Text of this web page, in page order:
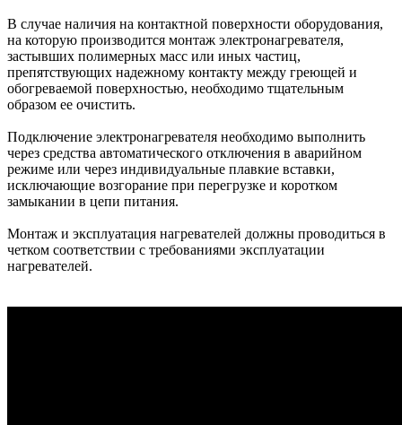
В случае наличия на контактной поверхности оборудования,
на которую производится монтаж электронагревателя,
застывших полимерных масс или иных частиц,
препятствующих надежному контакту между греющей и
обогреваемой поверхностью, необходимо тщательным
образом ее очистить.
Подключение электронагревателя необходимо выполнить
через средства автоматического отключения в аварийном
режиме или через индивидуальные плавкие вставки,
исключающие возгорание при перегрузке и коротком
замыкании в цепи питания.
Монтаж и эксплуатация нагревателей должны проводиться в
четком соответствии с требованиями эксплуатации
нагревателей.